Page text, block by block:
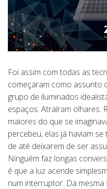
Foi assim com todas as
começaram como assunto
grupo de iluminados
espaços. Atraíram olhares.
maiores do que se
percebeu, elas já haviam
de até deixarem de ser
Ninguém faz longas
é que a luz acende
num interruptor. Da